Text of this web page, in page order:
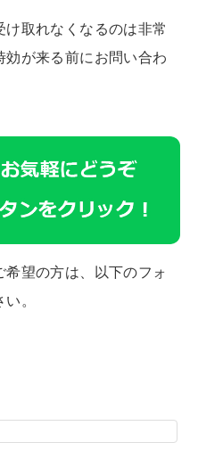
取れなくなるのは非常
が来る前にお問い合わ
希望の方は、以下のフォ
。